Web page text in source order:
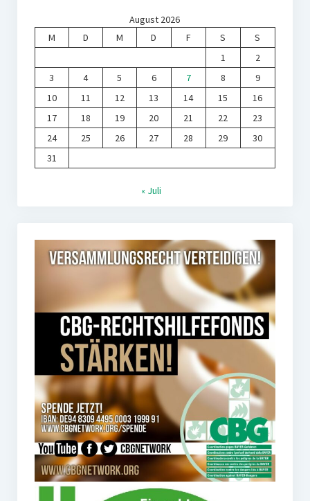
August 2026
M
D M D F S
S
1
2
3
4 5 6 7 8
9
10
11 12 13 14 15
16
17
18 19 20 21 22
23
24
25 26 27 28 29
30
31
« Juli